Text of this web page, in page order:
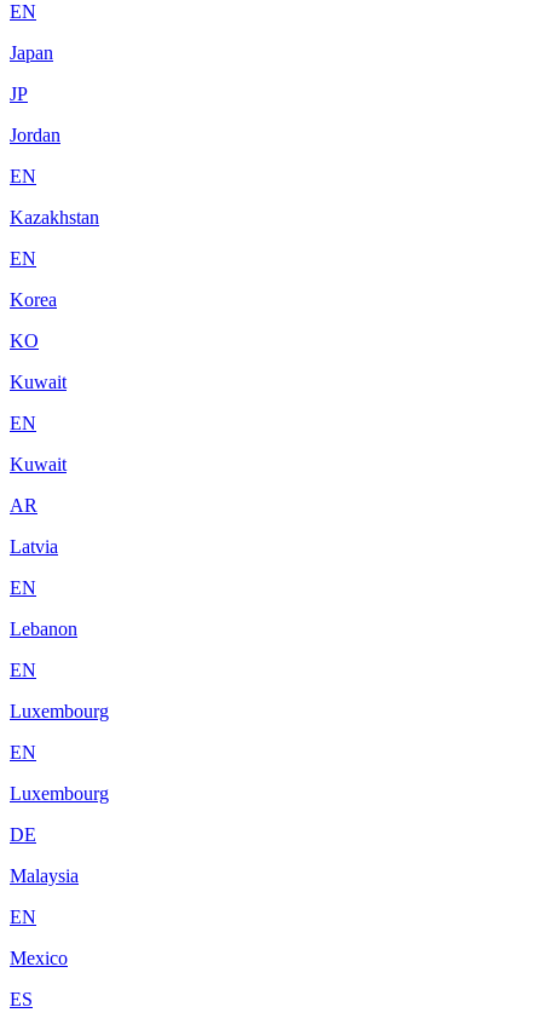
EN
Japan
JP
Jordan
EN
Kazakhstan
EN
Korea
KO
Kuwait
EN
Kuwait
AR
Latvia
EN
Lebanon
EN
Luxembourg
EN
Luxembourg
DE
Malaysia
EN
Mexico
ES